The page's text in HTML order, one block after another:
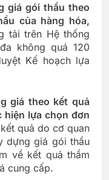
giá gói thầu theo
của hàng hóa,
tải trên Hệ thống
không quá 120
Kế hoạch lựa
giá theo kết quả
lựa chọn đơn
quả do cơ quan
dựng giá gói thầu
về kết quả thẩm
cung cấp.